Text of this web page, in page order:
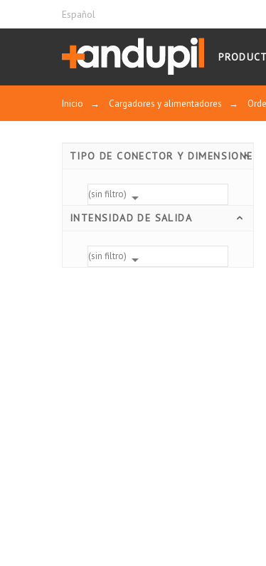
Español
Inicio → Cargadores y alimentadores →
TIPO DE CONECTOR Y DIMENSIONES
(sin filtro) 
INTENSIDAD DE SALIDA
(sin filtro) 